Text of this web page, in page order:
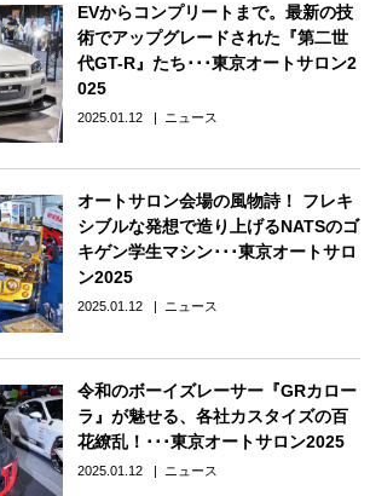
EVからコンプリートまで。最新の技
術でアップグレードされた『第二世
代GT-R』たち･･･東京オートサロン2
025
2025.01.12 ニュース
オートサロン会場の風物詩！ フレキ
シブルな発想で造り上げるNATSのゴ
キゲン学生マシン･･･東京オートサロ
ン2025
2025.01.12 ニュース
令和のボーイズレーサー『GRカロー
ラ』が魅せる、各社カスタイズの百
花繚乱！･･･東京オートサロン2025
2025.01.12 ニュース